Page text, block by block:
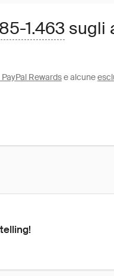
1.463 sugli
Rewardse alcune